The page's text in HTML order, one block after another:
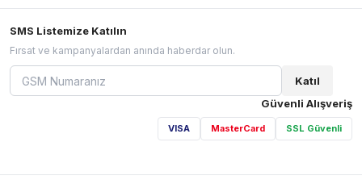
SMS Listemize Katılın
Fırsat ve kampanyalardan anında haberdar olun.
Katıl
Güvenli Alışveriş
VISA MasterCard SSL Güvenli